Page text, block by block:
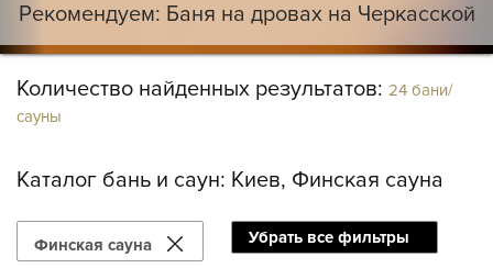
Рекомендуем: Баня на дровах на Черкасской
Количество найденных результатов: 24 бани/
сауны
Каталог бань и саун: Киев, Финская сауна
Финская сауна Убрать все фильтры